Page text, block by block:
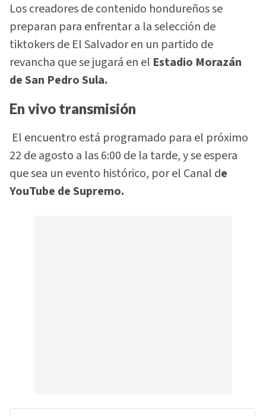
Los creadores de contenido hondureños se
preparan para enfrentar a la selección de
tiktokers de El Salvador en un partido de
revancha que se jugará en el Estadio Morazán
de San Pedro Sula.
En vivo transmisión
El encuentro está programado para el próximo
22 de agosto a las 6:00 de la tarde, y se espera
que sea un evento histórico, por el Canal de
YouTube de Supremo.